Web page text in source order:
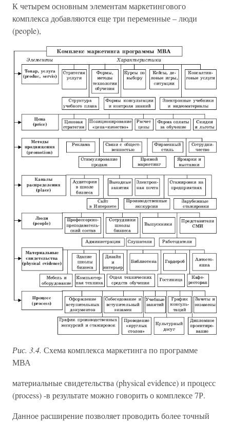
К четырем основным элементам маркетингового
комплекса добавляются еще три переменные – люди
(people),
Рис. 3.4. Схема комплекса маркетинга по программе
МВА
материальные свидетельства (physical evidence) и процесс
(process) -в результате можно говорить о комплексе 7Р.
Данное расширение позволяет проводить более точный